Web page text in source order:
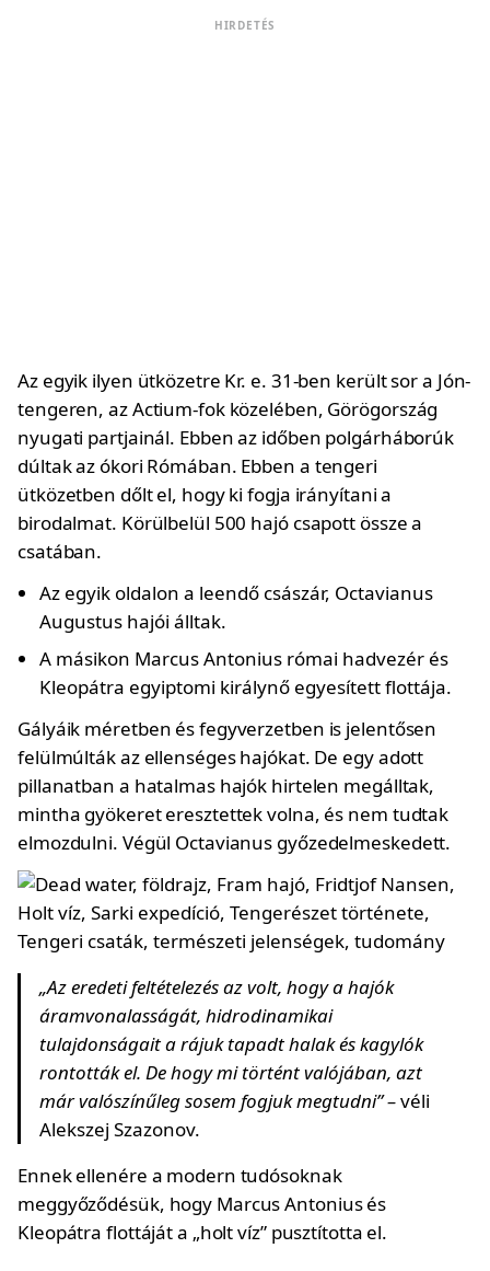
HIRDETÉS
Az egyik ilyen ütközetre Kr. e. 31-ben került sor a Jón-
tengeren, az Actium-fok közelében, Görögország
nyugati partjainál. Ebben az időben polgárháborúk
dúltak az ókori Rómában. Ebben a tengeri
ütközetben dőlt el, hogy ki fogja irányítani a
birodalmat. Körülbelül 500 hajó csapott össze a
csatában.
Az egyik oldalon a leendő császár, Octavianus
Augustus hajói álltak.
A másikon Marcus Antonius római hadvezér és
Kleopátra egyiptomi királynő egyesített flottája.
Gályáik méretben és fegyverzetben is jelentősen
felülmúlták az ellenséges hajókat. De egy adott
pillanatban a hatalmas hajók hirtelen megálltak,
mintha gyökeret eresztettek volna, és nem tudtak
elmozdulni. Végül Octavianus győzedelmeskedett.
„Az eredeti feltételezés az volt, hogy a hajók
áramvonalasságát, hidrodinamikai
tulajdonságait a rájuk tapadt halak és kagylók
rontották el. De hogy mi történt valójában, azt
már valószínűleg sosem fogjuk megtudni” –véli
Alekszej Szazonov.
Ennek ellenére a modern tudósoknak
meggyőződésük, hogy Marcus Antonius és
Kleopátra flottáját a „holt víz” pusztította el.